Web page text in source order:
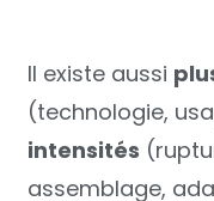
Il existe aussi
(technologie,
intensités
assemblage,